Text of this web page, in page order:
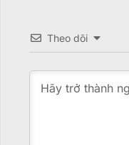
Theo dõi